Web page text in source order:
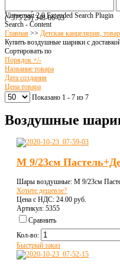
(+375 17) 516-94-82
(+375 29)348-06-03
Virtuemart 2.0 Extended Search Plugin
Search - Content
Главная >> Детская канцелярия,
Купить воздушные шарики с
Сортировать по
Порядок +/-
Название товара
Дата создания
Цена товара
Показано 1 - 7 из 7
Воздушные
M 9/23см
Шары воздушные: M 9/23см
Хотите дешевле?
Цена с НДС: 24.00 pуб.
Артикул: 5355
Сравнить
Кол-во:
Быстрый заказ